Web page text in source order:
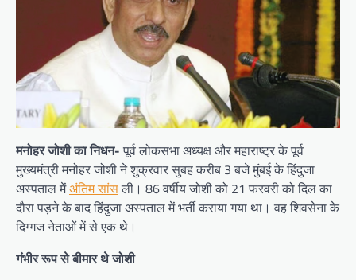
मनोहर जोशी का निधन-पूर्व लोकसभा अध्यक्ष और महाराष्ट्र के पूर्व
मुख्यमंत्री मनोहर जोशी ने शुक्रवार सुबह करीब 3 बजे मुंबई के हिंदुजा
अस्पताल मेंअंतिम सांसली। 86 वर्षीय जोशी को 21 फरवरी को दिल का
दौरा पड़ने के बाद हिंदुजा अस्पताल में भर्ती कराया गया था। वह शिवसेना के
दिग्गज नेताओं में से एक थे।
गंभीर रूप से बीमार थे जोशी